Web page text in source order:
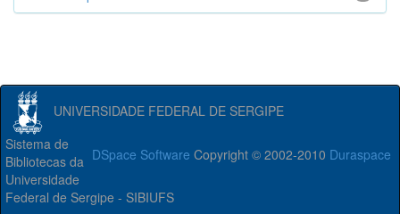
UNIVERSIDADE FEDERAL DE SERGIPE
DSpace Software Copyright © 2002-2010 Duraspace
Sistema de
Bibliotecas da
Universidade
Federal de Sergipe - SIBIUFS